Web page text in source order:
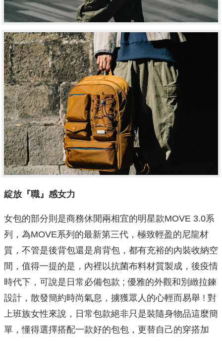
綻放『職』感女力
女包的部分則是商務休閒兩相宜的明星款MOVE 3.0系
列，為MOVE系列的最新第三代，極致輕盈的尼龍材
質，不管是後背包還是肩背包，都有充裕的內裝收納空
間，值得一提的是，內裡以抗菌布料材質製成，後疫情
時代下，可說是日常必備包款 ; 優雅的外觀和別緻拉鍊
設計，散發簡約時尚氣息，擄獲眾人的心輕而易舉 ! 對
上班族女性來說，日常包款絕非只是裝隨身物品這麼簡
單，懂得選擇搭配一款好的包包，更替自己的穿搭加